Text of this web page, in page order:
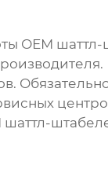
ОЕМ шаттл-